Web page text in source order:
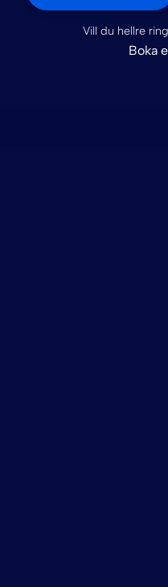
Vill du hellre
Boka